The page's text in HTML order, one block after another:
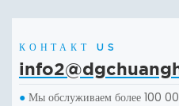
КОНТАКТ US
● Мы обслуживаем более 100